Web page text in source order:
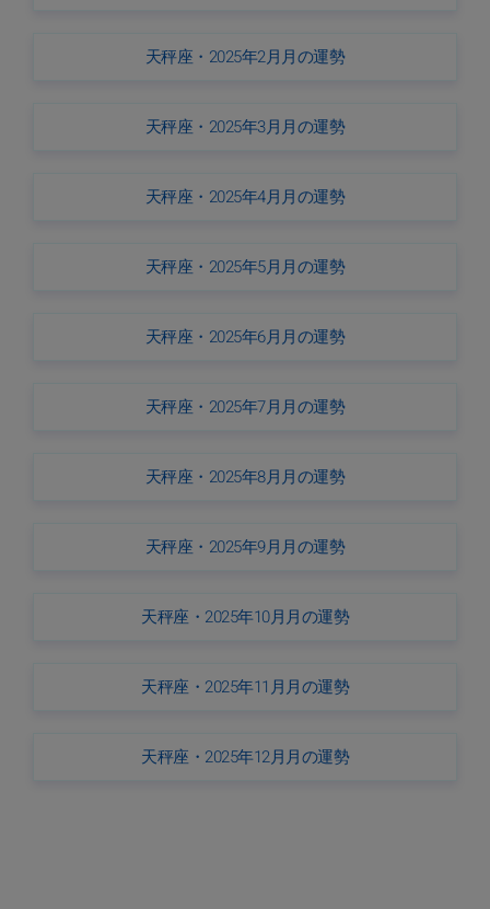
天秤座・2025年2月月の運勢
天秤座・2025年3月月の運勢
天秤座・2025年4月月の運勢
天秤座・2025年5月月の運勢
天秤座・2025年6月月の運勢
天秤座・2025年7月月の運勢
天秤座・2025年8月月の運勢
天秤座・2025年9月月の運勢
天秤座・2025年10月月の運勢
天秤座・2025年11月月の運勢
天秤座・2025年12月月の運勢